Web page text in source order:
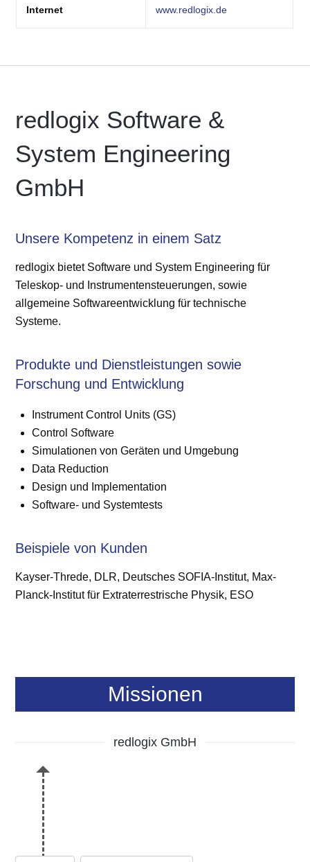
Internet www.redlogix.de
redlogix Software &
System Engineering
GmbH
Unsere Kompetenz in einem Satz
redlogix bietet Software und System Engineering für
Teleskop- und Instrumentensteuerungen, sowie
allgemeine Softwareentwicklung für technische
Systeme.
Produkte und Dienstleistungen sowie
Forschung und Entwicklung
Instrument Control Units (GS)
Control Software
Simulationen von Geräten und Umgebung
Data Reduction
Design und Implementation
Software- und Systemtests
Beispiele von Kunden
Kayser-Threde, DLR, Deutsches SOFIA-Institut, Max-
Planck-Institut für Extraterrestrische Physik, ESO
Missionen
redlogix GmbH